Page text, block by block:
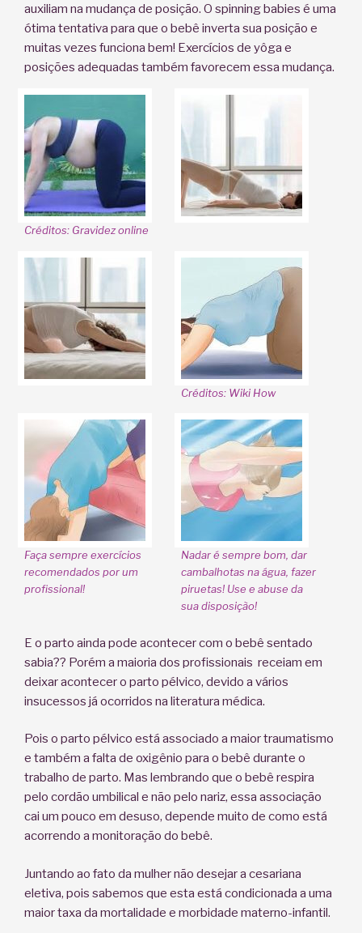
auxiliam na mudança de posição. O spinning babies é uma
ótima tentativa para que o bebê inverta sua posição e
muitas vezes funciona bem! Exercícios de yôga e
posições adequadas também favorecem essa mudança.
Créditos: Gravidez online
Créditos: Wiki How
Faça sempre exercícios
recomendados por um
profissional!
Nadar é sempre bom, dar
cambalhotas na água, fazer
piruetas! Use e abuse da
sua disposição!
E o parto ainda pode acontecer com o bebê sentado
sabia?? Porém a maioria dos profissionais receiam em
deixar acontecer o parto pélvico, devido a vários
insucessos já ocorridos na literatura médica.
Pois o parto pélvico está associado a maior traumatismo
e também a falta de oxigênio para o bebê durante o
trabalho de parto. Mas lembrando que o bebê respira
pelo cordão umbilical e não pelo nariz, essa associação
cai um pouco em desuso, depende muito de como está
acorrendo a monitoração do bebê.
Juntando ao fato da mulher não desejar a cesariana
eletiva, pois sabemos que esta está condicionada a uma
maior taxa da mortalidade e morbidade materno-infantil.